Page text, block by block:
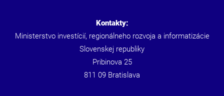
Kontakty:
Ministerstvo investícií, regionálneho rozvoja a informatizácie
Slovenskej republiky
Pribinova 25
811 09 Bratislava